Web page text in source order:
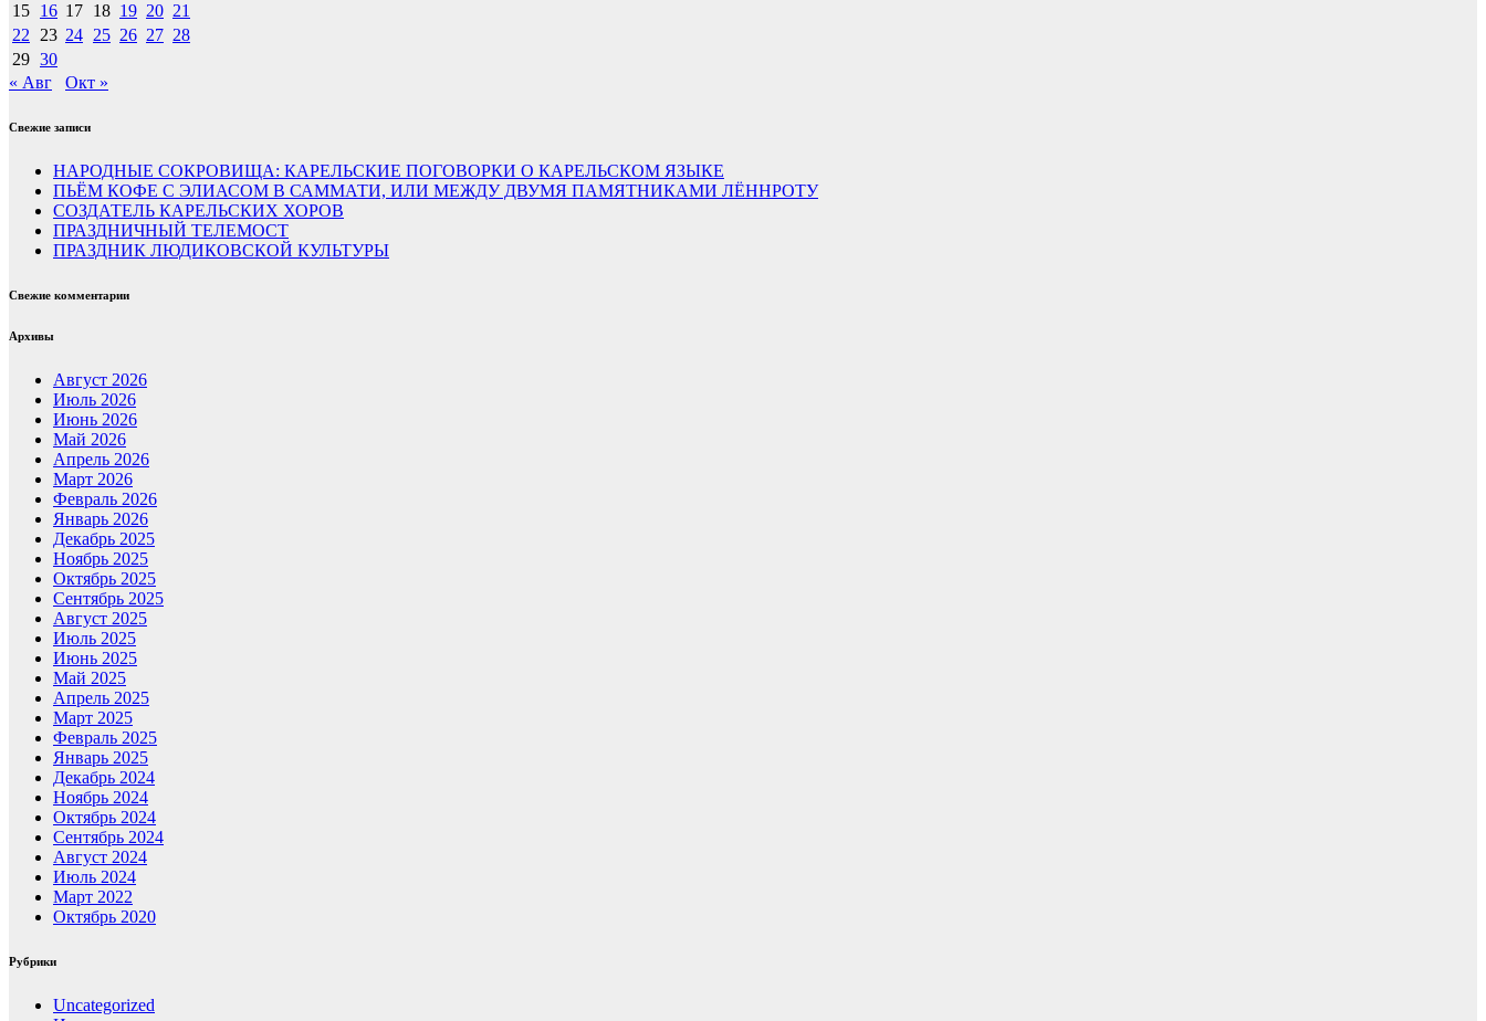
15 16 17 18 19 20 21
22 23 24 25 26 27 28
29 30
« Авг
Окт »
Свежие записи
НАРОДНЫЕ СОКРОВИЩА: КАРЕЛЬСКИЕ ПОГОВОРКИ О КАРЕЛЬСКОМ ЯЗЫКЕ
ПЬЁМ КОФЕ С ЭЛИАСОМ В САММАТИ, ИЛИ МЕЖДУ ДВУМЯ ПАМЯТНИКАМИ ЛЁННРОТУ
СОЗДАТЕЛЬ КАРЕЛЬСКИХ ХОРОВ
ПРАЗДНИЧНЫЙ ТЕЛЕМОСТ
ПРАЗДНИК ЛЮДИКОВСКОЙ КУЛЬТУРЫ
Свежие комментарии
Архивы
Август 2026
Июль 2026
Июнь 2026
Май 2026
Апрель 2026
Март 2026
Февраль 2026
Январь 2026
Декабрь 2025
Ноябрь 2025
Октябрь 2025
Сентябрь 2025
Август 2025
Июль 2025
Июнь 2025
Май 2025
Апрель 2025
Март 2025
Февраль 2025
Январь 2025
Декабрь 2024
Ноябрь 2024
Октябрь 2024
Сентябрь 2024
Август 2024
Июль 2024
Март 2022
Октябрь 2020
Рубрики
Uncategorized